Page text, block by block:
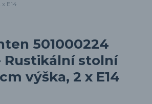
E14
501000224
Rustikální stolní
výška, 2 x E14